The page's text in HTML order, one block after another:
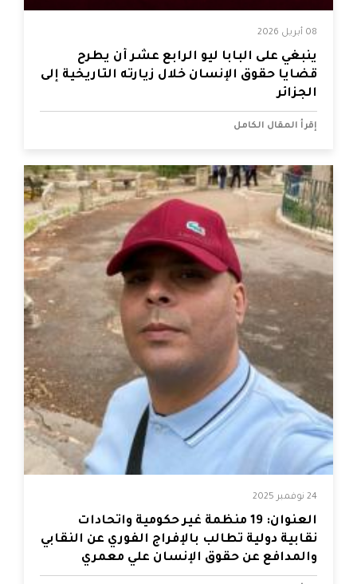
08 أبريل 2026
ينبغي على البابا ليو الرابع عشر أن يطرح
قضايا حقوق الإنسان خلال زيارته التاريخية إلى
الجزائر
إقرأ المقال الكامل
24 نوفمبر 2025
العنوان: 19 منظمة غير حكومية واتحادات
نقابية دولية تطالب بالإفراج الفوري عن النقابي
والمدافع عن حقوق الإنسان علي معمري